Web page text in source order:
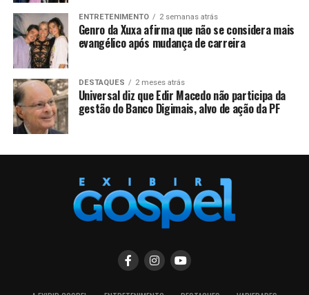
ENTRETENIMENTO 2 semanas atrás
Genro da Xuxa afirma que não se considera mais
evangélico após mudança de carreira
DESTAQUES 2 meses atrás
Universal diz que Edir Macedo não participa da
gestão do Banco Digimais, alvo de ação da PF